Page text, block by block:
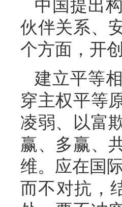
中国提出
伙伴关系、
个方面，开
建立平等
穿主权平等
凌弱、以富
赢、多赢、
维。应在国
而不对抗，